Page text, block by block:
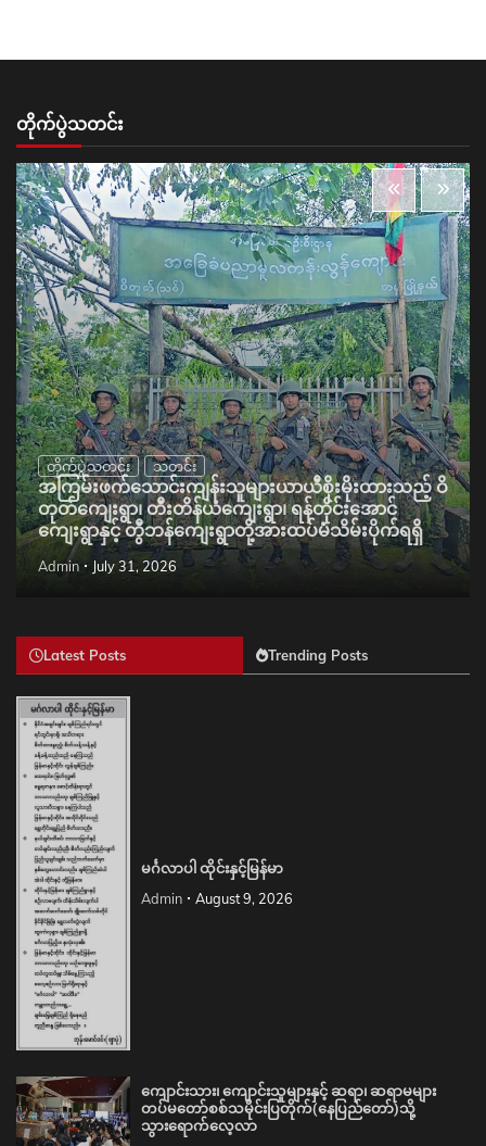
တိုက်ပွဲသတင်း
တိုက်ပွဲသတင်း သတင်း
အကြမ်းဖက်သောင်းကျန်းသူများယာယီစိုးမိုးထားသည့် ဝိ
တုတ်ကျေးရွာ၊ တီးတိန်ယံကျေးရွာ၊ ရန်တိုင်းအောင်
ကျေးရွာနှင့် တွီဘန်ကျေးရွာတို့အားထပ်မံသိမ်းပိုက်ရရှိ
Admin July 31, 2026
Latest Posts Trending Posts
မင်္ဂလာပါ ထိုင်းနှင့်မြန်မာ
Admin August 9, 2026
ကျောင်းသား၊ ကျောင်းသူများနှင့် ဆရာ၊ ဆရာမများ
တပ်မတော်စစ်သမိုင်းပြတိုက်(နေပြည်တော်)သို့
သွားရောက်လေ့လာ